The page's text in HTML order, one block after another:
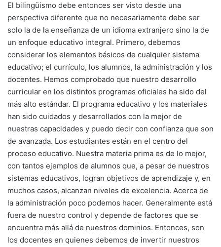
El bilingüismo debe entonces ser visto desde una
perspectiva diferente que no necesariamente debe ser
solo la de la enseñanza de un idioma extranjero sino la de
un enfoque educativo integral. Primero, debemos
considerar los elementos básicos de cualquier sistema
educativo; el currículo, los alumnos, la administración y los
docentes. Hemos comprobado que nuestro desarrollo
curricular en los distintos programas oficiales ha sido del
más alto estándar. El programa educativo y los materiales
han sido cuidados y desarrollados con la mejor de
nuestras capacidades y puedo decir con confianza que son
de avanzada. Los estudiantes están en el centro del
proceso educativo. Nuestra materia prima es de lo mejor,
con tantos ejemplos de alumnos que, a pesar de nuestros
sistemas educativos, logran objetivos de aprendizaje y, en
muchos casos, alcanzan niveles de excelencia. Acerca de
la administración poco podemos hacer. Generalmente está
fuera de nuestro control y depende de factores que se
encuentra más allá de nuestros dominios. Entonces, son
los docentes en quienes debemos de invertir nuestros